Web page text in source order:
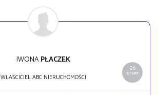
26
OFERT
IWONAPŁACZEK
WŁAŚCICIEL ABC NIERUCHOMOŚCI